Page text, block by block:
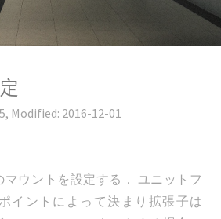
, Modified: 2016-12-01
マウントを設定する． ユニットフ
イントによって決まり拡張子は